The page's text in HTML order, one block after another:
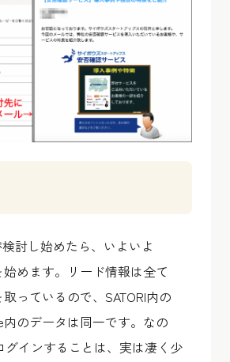
討し始めたら、いよいよ
めます。リード情報は全て
っているので、SATORI内の
内のデータは同一です。なの
グインすることは、実は凄く少